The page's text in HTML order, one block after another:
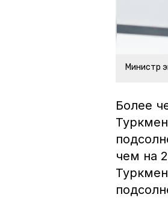
Министр
Более
чем на